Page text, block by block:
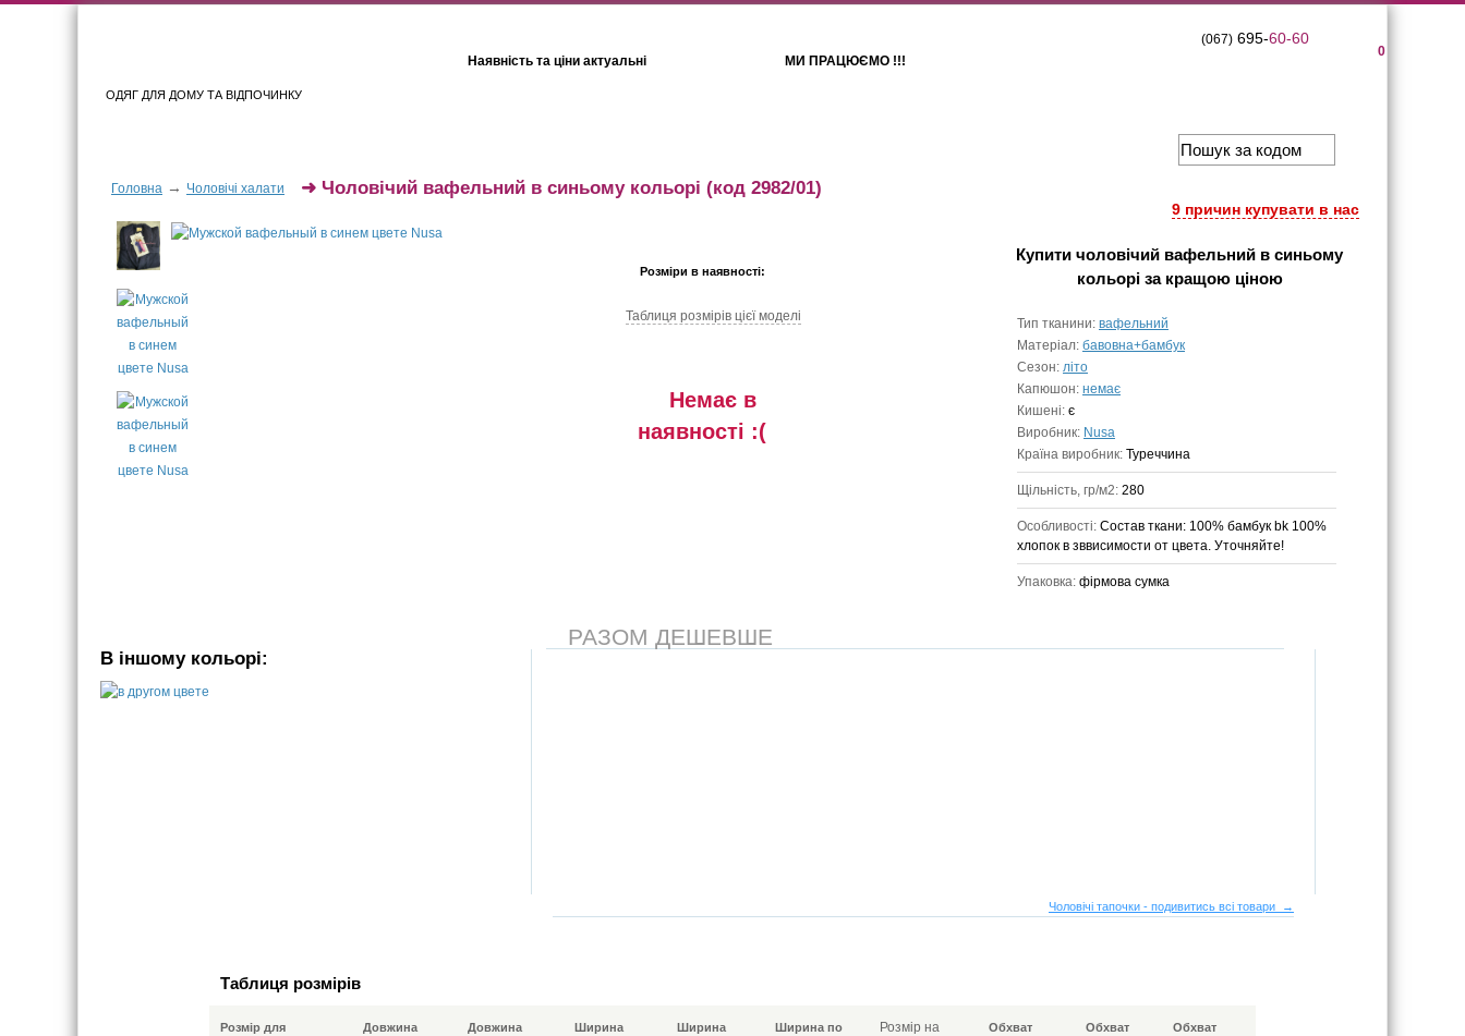
ОДЯГ ДЛЯ ДОМУ ТА ВІДПОЧИНКУ
Наявність та ціни актуальні МИ ПРАЦЮЄМО !!!
0
(067)695-60-60
Головна → Чоловічі халати
9 причин купувати в нас
➜ Чоловічий вафельний в синьому кольорі (код 2982/01)
Розміри в наявності:
Таблиця розмiрiв цiєї моделi
Немає в
наявностi :(
Купити чоловічий вафельний в синьому
кольоріза кращою ціною
Тип тканини: вафельний
Матеріал: бавовна+бамбук
Сезон: літо
Капюшон: немає
Кишені: є
Виробник: Nusa
Країна виробник: Туреччина
Щільність, гр/м2: 280
Особливості: Состав ткани: 100% бамбук bk 100%
хлопок в зввисимости от цвета. Уточняйте!
Упаковка: фірмова сумка
В іншому кольорі:
РАЗОМ ДЕШЕВШЕ
Чоловічі тапочки - подивитись всі товари →
Таблиця розмірів
Розмір для
Довжина
Довжина
Ширина
Ширина
Ширина по
Розмір на
Обхват
Обхват
Обхват